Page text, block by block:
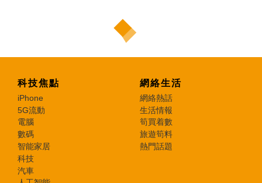
科技焦點
iPhone
5G流動
電腦
數碼
智能家居
科技
汽車
網絡生活
網絡熱話
生活情報
筍買着數
旅遊筍料
熱門話題